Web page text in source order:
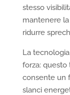
stesso
mantenere
ridurre
La tecnologia
forza:
consente un
slanci